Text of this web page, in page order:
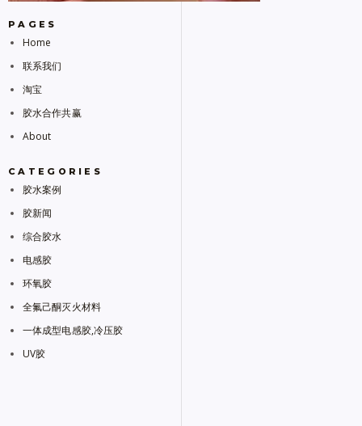
PAGES
Home
联系我们
淘宝
胶水合作共赢
About
CATEGORIES
胶水案例
胶新闻
综合胶水
电感胶
环氧胶
全氟己酮灭火材料
一体成型电感胶,冷压胶
UV胶